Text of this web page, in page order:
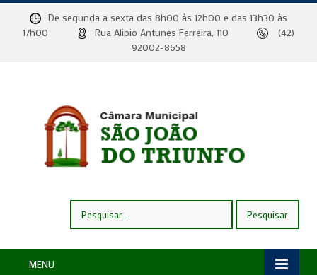
De segunda a sexta das 8h00 às 12h00 e das 13h30 às
17h00
Rua Alipio Antunes Ferreira, 110
(42)
92002-8658
por:
MENU